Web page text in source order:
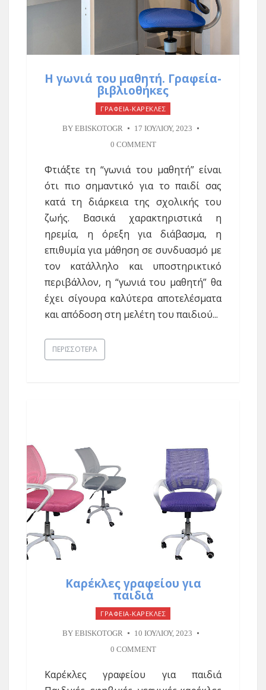
Η γωνιά του μαθητή. Γραφεία-
βιβλιοθήκες
ΓΡΑΦΕΙΑ-ΚΑΡΕΚΛΕΣ
BY EBISKOTOGR
17 ΙΟΥΛΊΟΥ, 2023
0 COMMENT
Φτιάξτε τη “γωνιά του μαθητή” είναι
ότι πιο σημαντικό για το παιδί σας
κατά τη διάρκεια της σχολικής του
ζωής. Βασικά χαρακτηριστικά η
ηρεμία, η όρεξη για διάβασμα, η
επιθυμία για μάθηση σε συνδυασμό με
τον κατάλληλο και υποστηρικτικό
περιβάλλον, η “γωνιά του μαθητή” θα
έχει σίγουρα καλύτερα αποτελέσματα
και απόδοση στη μελέτη του παιδιού...
ΠΕΡΙΣΣΌΤΕΡΑ
Καρέκλες γραφείου για
παιδιά
ΓΡΑΦΕΙΑ-ΚΑΡΕΚΛΕΣ
BY EBISKOTOGR
10 ΙΟΥΛΊΟΥ, 2023
0 COMMENT
Καρέκλες γραφείου για παιδιά